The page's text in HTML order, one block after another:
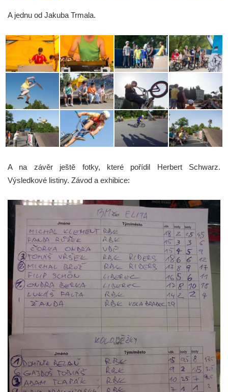
A jednu od Jakuba Trmala.
A na závěr ještě fotky, které pořídil Herbert Schwarz.
Výsledkové listiny. Závod a exhibice: